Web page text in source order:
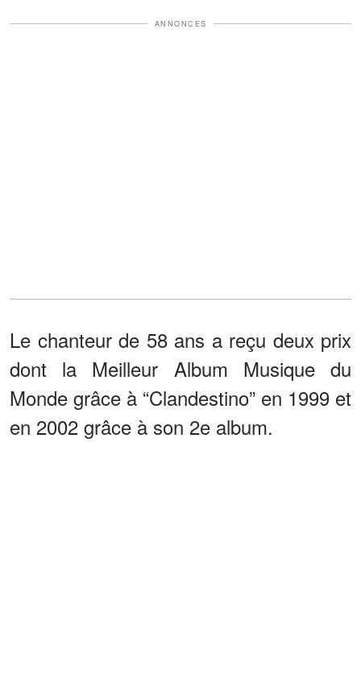
ANNONCES
Le chanteur de 58 ans a reçu deux prix
dont la Meilleur Album Musique du
Monde grâce à “Clandestino” en 1999 et
en 2002 grâce à son 2e album.